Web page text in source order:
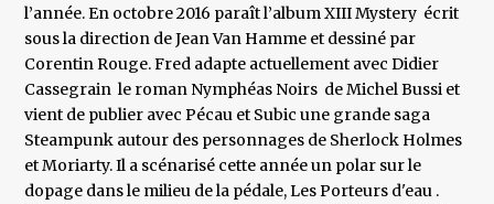
l’année. En octobre 2016 paraît l’album XIII Mystery écrit
sous la direction de Jean Van Hamme et dessiné par
Corentin Rouge. Fred adapte actuellement avec Didier
Cassegrain le roman Nymphéas Noirs de Michel Bussi et
vient de publier avec Pécau et Subic une grande saga
Steampunk autour des personnages de Sherlock Holmes
et Moriarty. Il a scénarisé cette année un polar sur le
dopage dans le milieu de la pédale, Les Porteurs d'eau .